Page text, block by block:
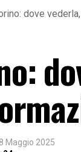
dove
Maggio 2025